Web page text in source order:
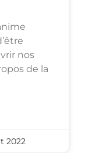
nos
de la
2022